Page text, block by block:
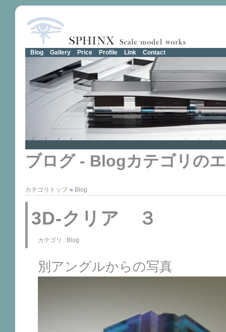
Blog Gallery Price Profile Link Contact
ブログ - Blogカテゴリの
カテゴリトップ » Blog
3D-クリア ３
カテゴリ : Blog
別アングルからの写真